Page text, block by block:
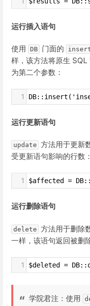
运行插入语句
使用 DB 门面的
样，该方法将原生
为第二个参数：
1
运行更新语句
update 方法用于更新
受更新语句影响的行数：
1 $affected =
运行删除语句
delete 方法用于删除
一样，该语句返回被删
1 $deleted =
学院君注：使用